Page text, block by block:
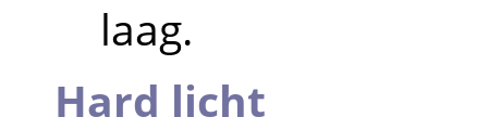
laag.
Hard licht